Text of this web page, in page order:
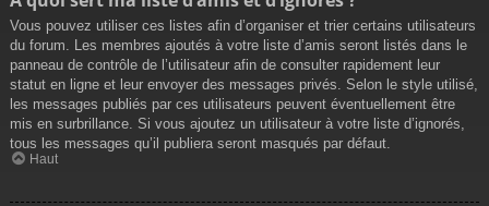
Vous pouvez utiliser ces listes afin d’organiser et trier certains utilisateurs
du forum. Les membres ajoutés à votre liste d’amis seront listés dans le
panneau de contrôle de l’utilisateur afin de consulter rapidement leur
statut en ligne et leur envoyer des messages privés. Selon le style utilisé,
les messages publiés par ces utilisateurs peuvent éventuellement être
mis en surbrillance. Si vous ajoutez un utilisateur à votre liste d’ignorés,
tous les messages qu’il publiera seront masqués par défaut.
Haut